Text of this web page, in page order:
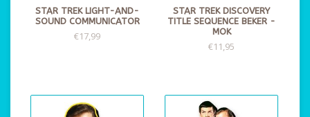
STAR TREK LIGHT-AND-
SOUND COMMUNICATOR
€17,99
STAR TREK DISCOVERY
TITLE SEQUENCE BEKER -
MOK
€11,95